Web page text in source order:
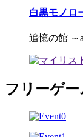
白黒モノロ
追憶の館 ～
フリーゲー